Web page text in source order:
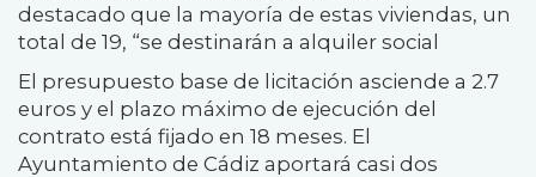
destacado que la mayoría de estas viviendas, un
total de 19, “se destinarán a alquiler social
El presupuesto base de licitación asciende a 2.7
euros y el plazo máximo de ejecución del
contrato está fijado en 18 meses. El
Ayuntamiento de Cádiz aportará casi dos